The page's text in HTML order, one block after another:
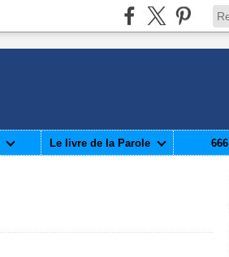
Le livre de la Parole 666